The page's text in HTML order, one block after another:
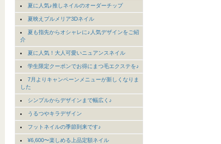
夏に人気♪推しネイルのオーダーチップ
夏映えプルメリア3Dネイル
夏も指先からオシャレに♪人気デザインをご紹
介
夏に人気！大人可愛いニュアンスネイル
学生限定クーポンでお得にまつ毛エクステを♪
7月よりキャンペーンメニューが新しくなりま
した
シンプルからデザインまで幅広く♪
うるつやキラデザイン
フットネイルの季節到来です♪
¥6,600〜楽しめる上品定額ネイル